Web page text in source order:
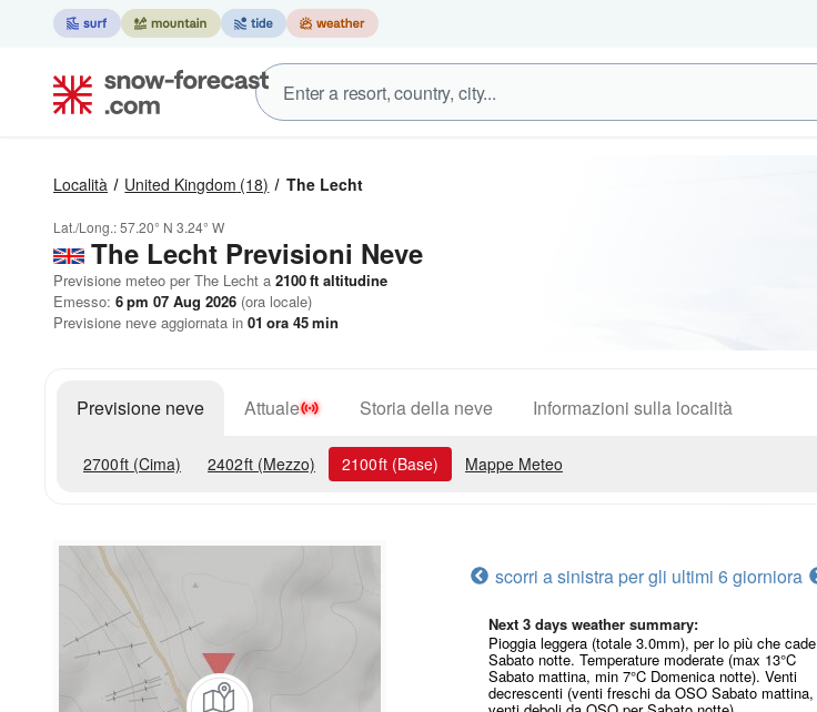
Località United Kingdom (18) The Lecht
Lat./Long.:57.20° N 3.24° W
The Lecht Previsioni Neve
Previsione meteo per The Lecht a 2100ft altitudine
Emesso: 6 pm 07 Aug 2026 (ora locale)
Previsione neve aggiornata in 01 ora 45min
Previsione neve Attuale Storia della neve Informazioni sulla località
2700ft (Cima) 2402ft (Mezzo) 2100ft (Base) Mappe Meteo
scorri a sinistra per gli ultimi 6 giorniora
Next 3 days weather summary:
Pioggia leggera (totale 3.0mm), per lo più che cade
Sabato notte. Temperature moderate (max 13°C
Sabato mattina, min 7°C Domenica notte). Venti
decrescenti (venti freschi da OSO Sabato mattina,